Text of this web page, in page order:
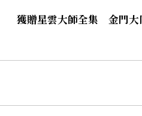
獲贈星雲大師全集 金門大